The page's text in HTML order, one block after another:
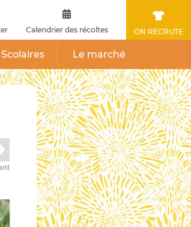
Calendrier des récoltes ON RECRUTE
Le marché